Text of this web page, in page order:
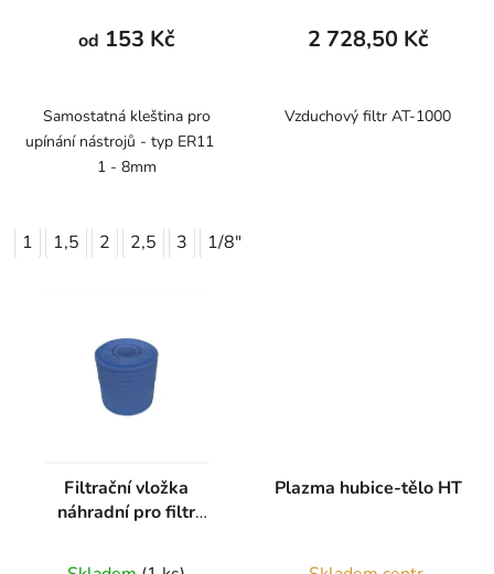
od 153 Kč
Samostatná kleština pro
upínání nástrojů - typ ER11
1 - 8mm
1 1,5 2 2,5 3 1/8"
2 728,50 Kč
Vzduchový filtr AT-1000
Filtrační vložka
náhradní pro filtr
Plazma hubice-tělo HT